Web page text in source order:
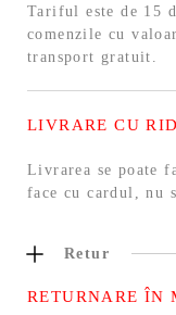
Tariful este de 15
comenzile cu
transport gratuit.
LIVRARE CU
Livrarea se poate
face cu cardul, nu
Retur
RETURNARE